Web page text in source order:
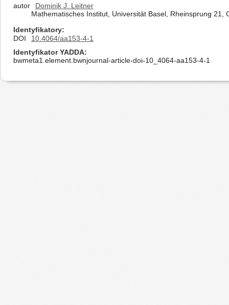
autor
Dominik J. Leitner
Mathematisches Institut, Universität Basel, Rheinsprung 21,
Identyfikatory
DOI
10.4064/aa153-4-1
Identyfikator YADDA
bwmeta1.element.bwnjournal-article-doi-10_4064-aa153-4-1